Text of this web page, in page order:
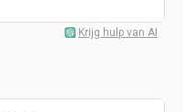
Krijg hulp van AI